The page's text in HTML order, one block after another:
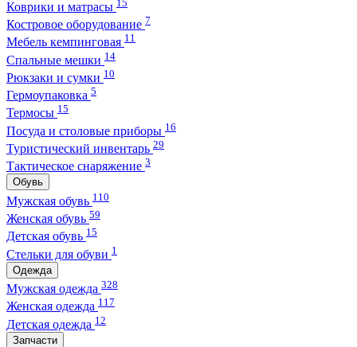
Коврики и матрасы
Костровое оборудование 7
Мебель кемпинговая 11
Спальные мешки 14
Рюкзаки и сумки 10
Гермоупаковка 5
Термосы 15
Посуда и столовые приборы 16
Туристический инвентарь 29
Тактическое снаряжение 3
Обувь
Мужская обувь 110
Женская обувь 59
Детская обувь 15
Стельки для обуви 1
Одежда
Мужская одежда 328
Женская одежда 117
Детская одежда 12
Запчасти